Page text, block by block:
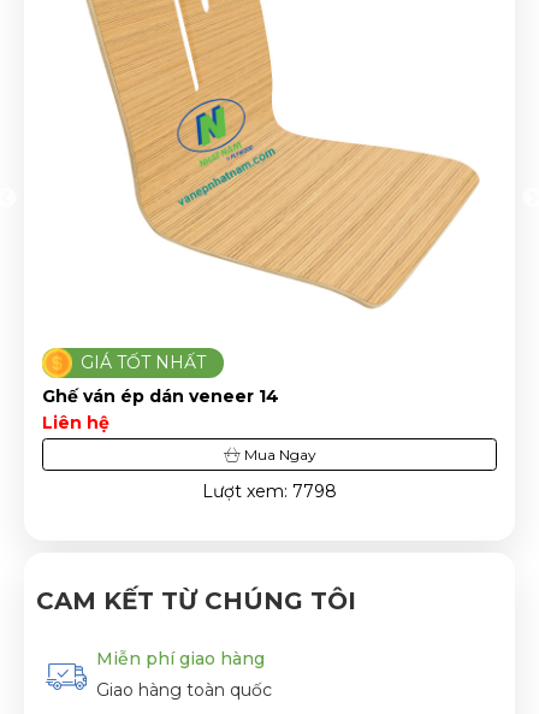
GIÁ TỐT NHẤT
Ghế ván ép dán veneer 14
Liên hệ
Mua Ngay
Lượt xem: 7798
CAM KẾT TỪ CHÚNG TÔI
Miễn phí giao hàng
Giao hàng toàn quốc